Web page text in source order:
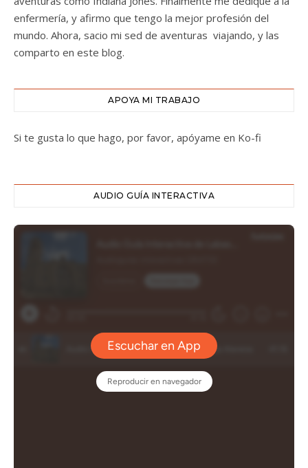
enfermería, y afirmo que tengo la mejor profesión del
mundo. Ahora, sacio mi sed de aventuras viajando, y las
comparto en este blog.
APOYA MI TRABAJO
Si te gusta lo que hago, por favor, apóyame en Ko-fi
AUDIO GUÍA INTERACTIVA